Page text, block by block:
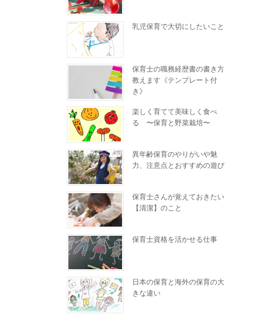
乳児保育で大切にしたいこと
保育士の職務経歴書の書き方
教えます《テンプレート付
き》
楽しく育てて美味しく食べ
る 〜保育と野菜栽培〜
異年齢保育のやりがいや魅
力、注意点とおすすめの遊び
保育士さんが覚えておきたい
【清潔】のこと
保育士資格を活かせる仕事
日本の保育と海外の保育の大
きな違い